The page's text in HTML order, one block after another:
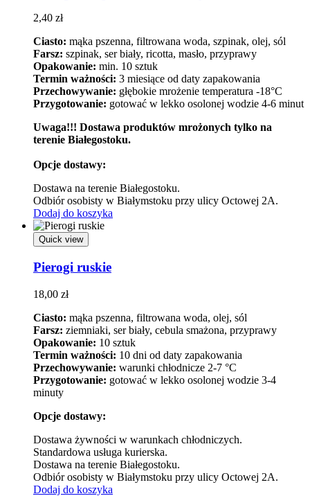
2,40 zł
Ciasto: mąka pszenna, filtrowana woda, szpinak, olej, sól
Farsz: szpinak, ser biały, ricotta, masło, przyprawy
Opakowanie: min. 10 sztuk
Termin ważności: 3 miesiące od daty zapakowania
Przechowywanie: głębokie mrożenie temperatura -18°C
Przygotowanie: gotować w lekko osolonej wodzie 4-6 minut
Uwaga!!! Dostawa produktów mrożonych tylko na
terenie Białegostoku.
Opcje dostawy:
Dostawa na terenie Białegostoku.
Odbiór osobisty w Białymstoku przy ulicy Octowej 2A.
Dodaj do koszyka
Quick view
Pierogi ruskie
18,00 zł
Ciasto: mąka pszenna, filtrowana woda, olej, sól
Farsz: ziemniaki, ser biały, cebula smażona, przyprawy
Opakowanie: 10 sztuk
Termin ważności: 10 dni od daty zapakowania
Przechowywanie: warunki chłodnicze 2-7 °C
Przygotowanie: gotować w lekko osolonej wodzie 3-4
minuty
Opcje dostawy:
Dostawa żywności w warunkach chłodniczych.
Standardowa usługa kurierska.
Dostawa na terenie Białegostoku.
Odbiór osobisty w Białymstoku przy ulicy Octowej 2A.
Dodaj do koszyka